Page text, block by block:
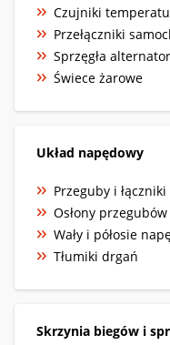
Czujniki
Przełączniki
Sprzęgła
Świece żarowe
Układ napędowy
Przeguby i
Osłony przegubów
Wały i półosie
Tłumiki drgań
Skrzynia biegów i